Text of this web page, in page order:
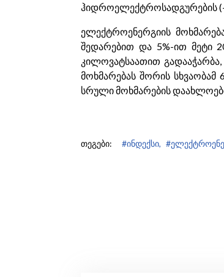
ჰიდროელექტროსადგურების
ელექტროენერგიის
შედარებით და 5%-ით მეტი
კილოვატსაათით
მოხმარებას შორის
სრული მოხმარების
თეგები: #ინდექსი,